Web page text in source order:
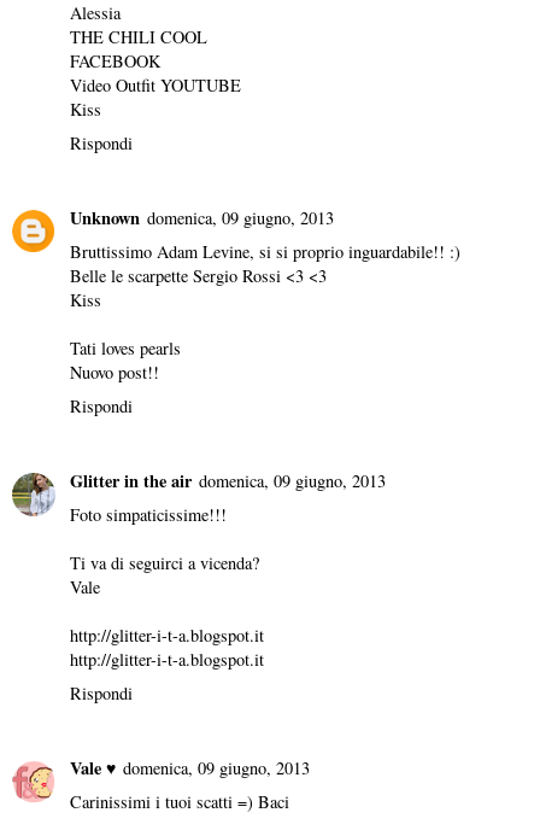
Alessia
THE CHILI COOL
FACEBOOK
Video Outfit YOUTUBE
Kiss
Rispondi
Unknown domenica, 09 giugno, 2013
Bruttissimo Adam Levine, si si proprio inguardabile!! :)
Belle le scarpette Sergio Rossi <3 <3
Kiss
Tati loves pearls
Nuovo post!!
Rispondi
Glitter in the air domenica, 09 giugno, 2013
Foto simpaticissime!!!
Ti va di seguirci a vicenda?
Vale
http://glitter-i-t-a.blogspot.it
http://glitter-i-t-a.blogspot.it
Rispondi
Vale ♥ domenica, 09 giugno, 2013
Carinissimi i tuoi scatti =) Baci